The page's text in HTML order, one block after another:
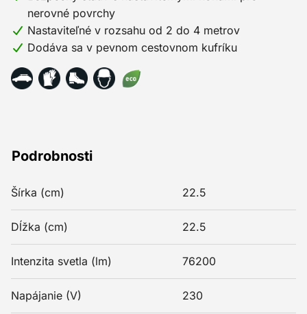
Podrobnosti
Šírka (cm) 22.5
Dĺžka (cm) 22.5
Intenzita svetla (lm) 76200
Napájanie (V) 230
nerovné povrchy
Nastaviteľné v rozsahu od 2 do 4 metrov
Dodáva sa v pevnom cestovnom kufríku